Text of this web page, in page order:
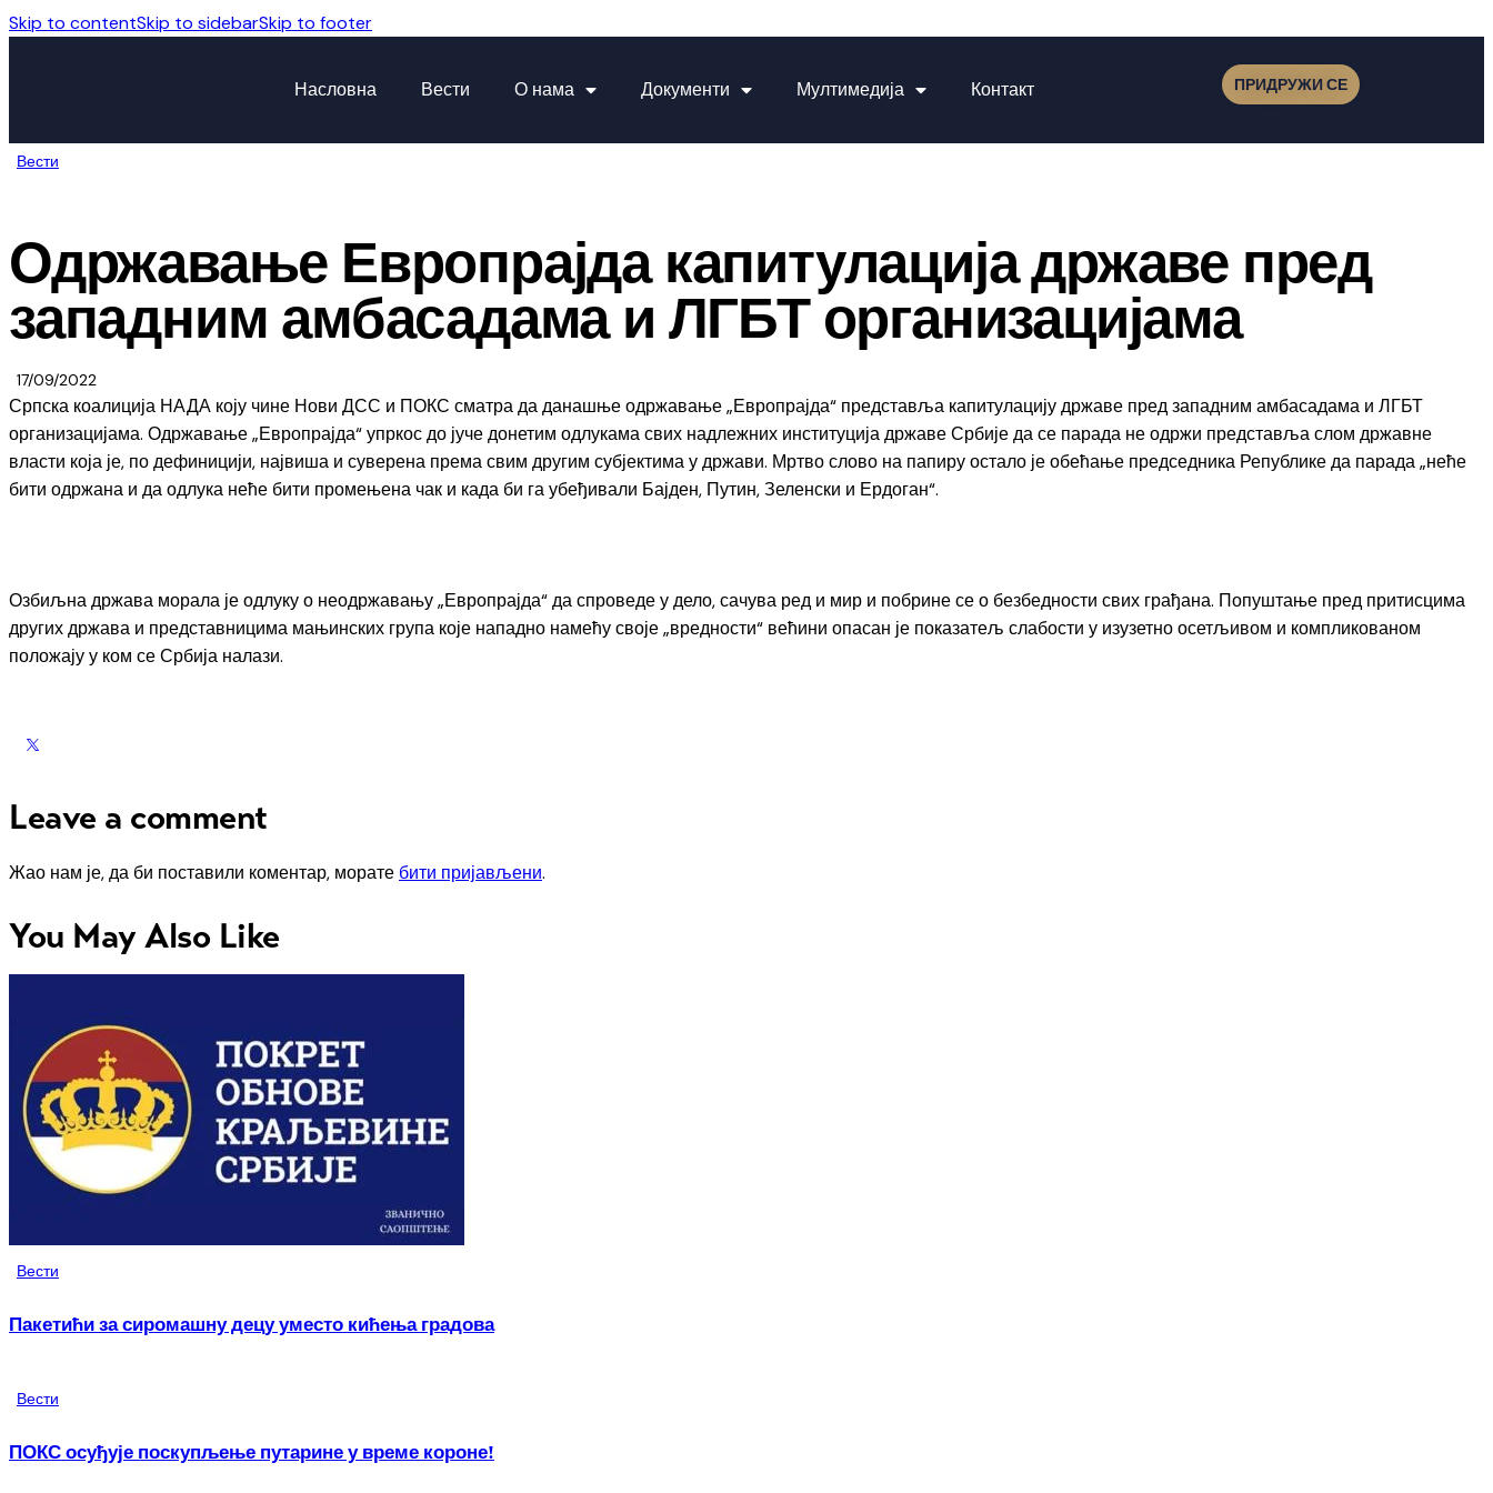
Skip to contentSkip to sidebarSkip to footer
Насловна Вести О нама Документи Мултимедија Контакт ПРИДРУЖИ СЕ
Вести
Одржавање Европрајда капитулација државе пред
западним амбасадама и ЛГБТ организацијама
17/09/2022
Српска коалиција НАДА коју чине Нови ДСС и ПОКС сматра да данашње одржавање „Европрајда“ представља капитулацију државе пред западним амбасадама и ЛГБТ
организацијама. Одржавање „Европрајда“ упркос до јуче донетим одлукама свих надлежних институција државе Србије да се парада не одржи представља слом државне
власти која је, по дефиницији, највиша и суверена према свим другим субјектима у држави. Мртво слово на папиру остало је обећање председника Републике да парада „неће
бити одржана и да одлука неће бити промењена чак и када би га убеђивали Бајден, Путин, Зеленски и Ердоган“.
Озбиљна држава морала је одлуку о неодржавању „Европрајда“ да спроведе у дело, сачува ред и мир и побрине се о безбедности свих грађана. Попуштање пред притисцима
других држава и представницима мањинских група које нападно намећу своје „вредности“ већини опасан је показатељ слабости у изузетно осетљивом и компликованом
положају у ком се Србија налази.
Leave a comment
Жао нам је, да би поставили коментар, морате бити пријављени.
You May Also Like
Вести
Пакетићи за сиромашну децу уместо кићења градова
Вести
ПОКС осуђује поскупљење путарине у време короне!